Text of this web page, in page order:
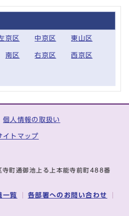
京区 中京区 東山区
南区 右京区 西京区
個人情報の取扱い
イトマップ
町通御池上る上本能寺前町488番
一覧 各部署へのお問い合わせ